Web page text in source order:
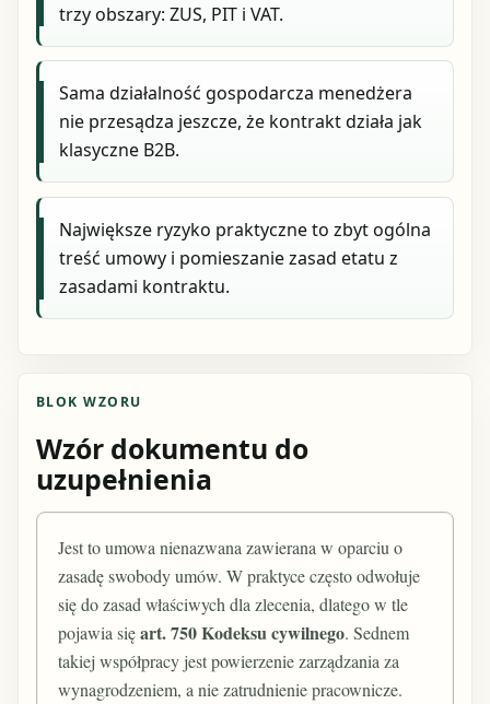
trzy obszary: ZUS, PIT i VAT.
Sama działalność gospodarcza menedżera
nie przesądza jeszcze, że kontrakt działa jak
klasyczne B2B.
Największe ryzyko praktyczne to zbyt ogólna
treść umowy i pomieszanie zasad etatu z
zasadami kontraktu.
BLOK WZORU
Wzór dokumentu do
uzupełnienia
Jest to umowa nienazwana zawierana w oparciu o
zasadę swobody umów. W praktyce często odwołuje
się do zasad właściwych dla zlecenia, dlatego w tle
pojawia sięart. 750 Kodeksu cywilnego. Sednem
takiej współpracy jest powierzenie zarządzania za
wynagrodzeniem, a nie zatrudnienie pracownicze.